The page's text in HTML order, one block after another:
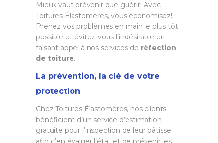
Mieux vaut prévenir que guérir! Avec
Toitures Élastomères, vous économisez!
Prenez vos problèmes en main le plus tôt
possible et évitez-vous l’indésirable en
faisant appel à nos services de réfection
de toiture.
La prévention, la clé de votre
protection
Chez Toitures Élastomères, nos clients
bénéficient d’un service d’estimation
gratuite pour l’inspection de leur bâtisse